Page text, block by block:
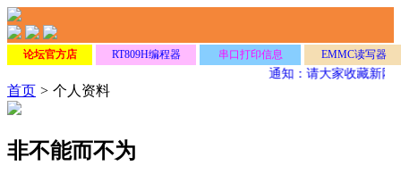
论坛官方店 RT809H编程器 串口打印信息 EMMC读写器
通知：请大家收藏新网
首页 > 个人资料
非不能而不为